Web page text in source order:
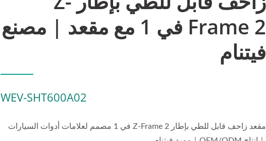
Frame 2 في 1 مع مقعد | مصنع
فيتنام
WEV-SHT600A02
مقعد زاحف قابل للطي بإطار Z-Frame 2 في 1 مصمم لعلامات أدوات السيارات